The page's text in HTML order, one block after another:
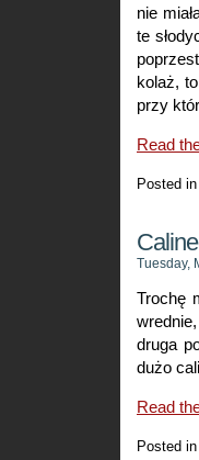
nie
te
kolaż,
przy
Read
Posted in
Tuesday,
Trochę
druga
dużo
Read
Posted in